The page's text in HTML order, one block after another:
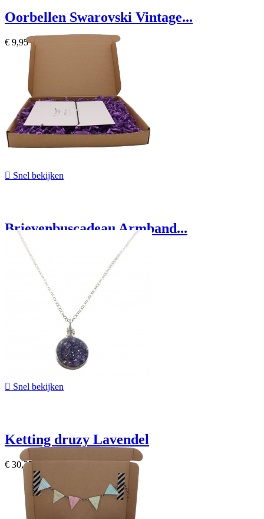
Oorbellen Swarovski Vintage...
€ 9,95
 Snel bekijken
Brievenbuscadeau Armband...
€ 14,95
 Snel bekijken
Ketting druzy Lavendel
€ 30,25